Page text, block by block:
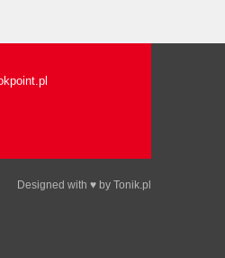
Designed with ♥ by Tonik.pl